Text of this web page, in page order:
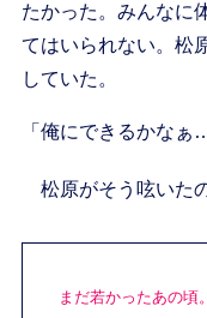
たかった。みんなに
てはいられない。松
していた。
「俺にできるかなぁ
松原がそう呟いた
まだ若かったあの頃